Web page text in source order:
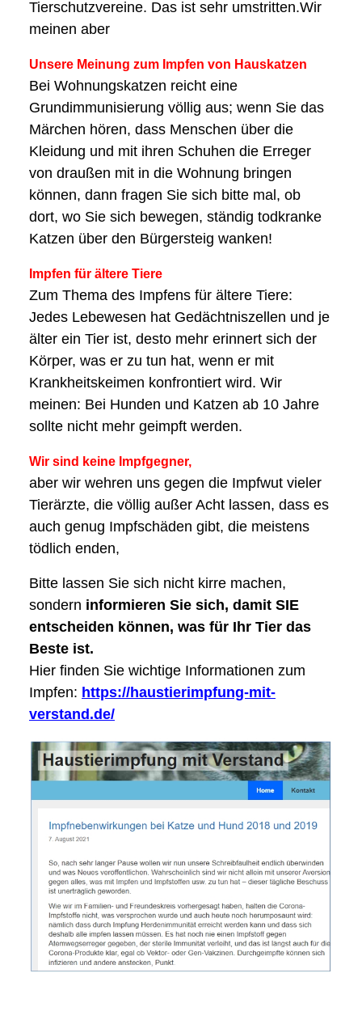
Tierschutzvereine. Das ist sehr umstritten.Wir
meinen aber
Unsere Meinung zum Impfen von Hauskatzen
Bei Wohnungskatzen reicht eine
Grundimmunisierung völlig aus; wenn Sie das
Märchen hören, dass Menschen über die
Kleidung und mit ihren Schuhen die Erreger
von draußen mit in die Wohnung bringen
können, dann fragen Sie sich bitte mal, ob
dort, wo Sie sich bewegen, ständig todkranke
Katzen über den Bürgersteig wanken!
Impfen für ältere Tiere
Zum Thema des Impfens für ältere Tiere:
Jedes Lebewesen hat Gedächtniszellen und je
älter ein Tier ist, desto mehr erinnert sich der
Körper, was er zu tun hat, wenn er mit
Krankheitskeimen konfrontiert wird. Wir
meinen: Bei Hunden und Katzen ab 10 Jahre
sollte nicht mehr geimpft werden.
Wir sind keine Impfgegner,
aber wir wehren uns gegen die Impfwut vieler
Tierärzte, die völlig außer Acht lassen, dass es
auch genug Impfschäden gibt, die meistens
tödlich enden,
Bitte lassen Sie sich nicht kirre machen,
sondern informieren Sie sich, damit SIE
entscheiden können, was für Ihr Tier das
Beste ist.
Hier finden Sie wichtige Informationen zum
Impfen: https://haustierimpfung-mit-
verstand.de/